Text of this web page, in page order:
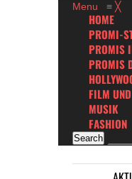
Menu ≡ ╳
HOME
PROMI-
PROMIS
PROMIS
FILM
MUSIK
FASHION